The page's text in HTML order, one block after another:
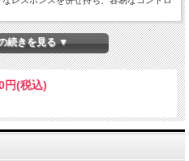
でのブレーキング時もバックトルクによ
ップします。
することで速いラップタイムを可能にし
重要なパーツのうちのひとつと見なされ
クラッチは優れた装置です。
続きを見る ▼
円(税込)